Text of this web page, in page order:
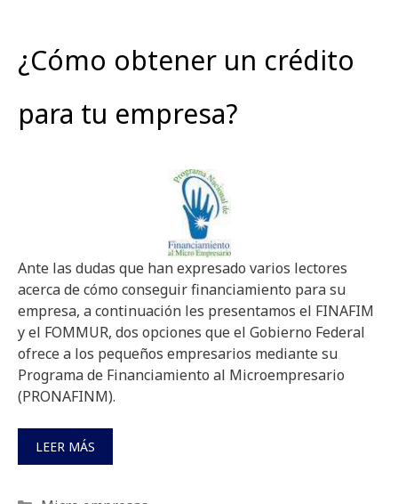
¿Cómo obtener un crédito
para tu empresa?
Ante las dudas que han expresado varios lectores
acerca de cómo conseguir financiamiento para su
empresa, a continuación les presentamos el FINAFIM
y el FOMMUR, dos opciones que el Gobierno Federal
ofrece a los pequeños empresarios mediante su
Programa de Financiamiento al Microempresario
(PRONAFINM).
LEER MÁS